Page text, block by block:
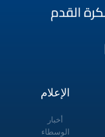
الإعلام
أخبار
الوسطاء